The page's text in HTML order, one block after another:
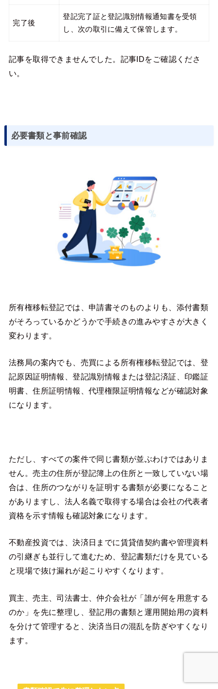
完了後
登記完了証と登記識別情報通知書を受領
し、次の取引に備えて保管します。
記事を取得できませんでした。記事IDをご確認くださ
い。
必要書類と事前確認
所有権移転登記では、申請書そのものよりも、添付書類
がそろっているかどうかで手続きの進みやすさが大きく
変わります。
法務局の案内でも、売買による所有権移転登記では、登
記原因証明情報、登記識別情報または登記済証、印鑑証
明書、住所証明情報、代理権限証明情報などが確認対象
になります。
ただし、すべての案件で同じ書類が並ぶわけではありま
せん。売主の住所が登記簿上の住所と一致していない場
合は、住所のつながりを証明する書類が必要になること
がありますし、法人名義で取得する場合は会社の代表者
資格を示す情報も確認対象になります。
不動産投資では、決済日までに賃貸借契約書や管理資料
の引継ぎも並行して進むため、登記書類だけを見ている
と現場で抜け漏れが起こりやすくなります。
買主、売主、司法書士、仲介会社が「誰が何を用意する
のか」を先に整理し、登記用の書類と運用開始用の資料
を分けて管理すると、決済当日の混乱を防ぎやすくなり
ます。